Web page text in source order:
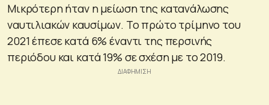
Μικρότερη ήταν η μείωση της κατανάλωσης
ναυτιλιακών καυσίμων. Το πρώτο τρίμηνο του
2021 έπεσε κατά 6% έναντι της περσινής
περιόδου και κατά 19% σε σχέση με το 2019.